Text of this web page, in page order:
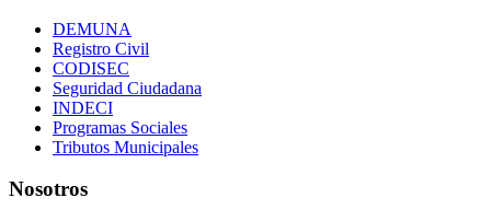
DEMUNA
Registro Civil
CODISEC
Seguridad Ciudadana
INDECI
Programas Sociales
Tributos Municipales
Nosotros